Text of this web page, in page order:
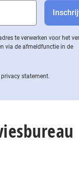
te verwerken voor het
via de af­meld­func­tie in de
statement.